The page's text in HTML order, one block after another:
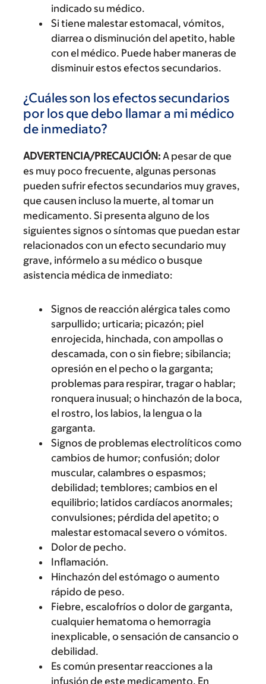
indicado su médico.
Si tiene malestar estomacal, vómitos,
diarrea o disminución del apetito, hable
con el médico. Puede haber maneras de
disminuir estos efectos secundarios.
¿Cuáles son los efectos secundarios
por los que debo llamar a mi médico
de inmediato?
ADVERTENCIA/PRECAUCIÓN: A pesar de que
es muy poco frecuente, algunas personas
pueden sufrir efectos secundarios muy graves,
que causen incluso la muerte, al tomar un
medicamento. Si presenta alguno de los
siguientes signos o síntomas que puedan estar
relacionados con un efecto secundario muy
grave, infórmelo a su médico o busque
asistencia médica de inmediato:
Signos de reacción alérgica tales como
sarpullido; urticaria; picazón; piel
enrojecida, hinchada, con ampollas o
descamada, con o sin fiebre; sibilancia;
opresión en el pecho o la garganta;
problemas para respirar, tragar o hablar;
ronquera inusual; o hinchazón de la boca,
el rostro, los labios, la lengua o la
garganta.
Signos de problemas electrolíticos como
cambios de humor; confusión; dolor
muscular, calambres o espasmos;
debilidad; temblores; cambios en el
equilibrio; latidos cardíacos anormales;
convulsiones; pérdida del apetito; o
malestar estomacal severo o vómitos.
Dolor de pecho.
Inflamación.
Hinchazón del estómago o aumento
rápido de peso.
Fiebre, escalofríos o dolor de garganta,
cualquier hematoma o hemorragia
inexplicable, o sensación de cansancio o
debilidad.
Es común presentar reacciones a la
infusión de este medicamento. En